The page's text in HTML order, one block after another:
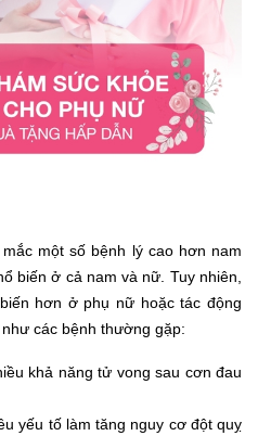
một số bệnh lý cao hơn nam
biến ở cả nam và nữ. Tuy nhiên,
hơn ở phụ nữ hoặc tác động
các bệnh thường gặp:
khả năng tử vong sau cơn đau
yếu tố làm tăng nguy cơ đột quỵ